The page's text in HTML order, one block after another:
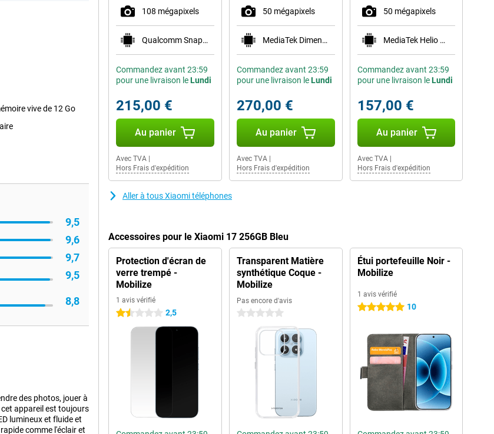
vive de 12 Go
9,5
9,6
9,7
9,5
8,8
des photos, jouer à
appareil est toujours
lumineux et fluide et
comme l'éclair et
108 mégapixels
Qualcomm Snapdragon 778G 5G
Commandez avant 23:59
pour une livraison leLundi
215,00 €
Au panier
Avec TVA
Hors Frais d'expédition
50 mégapixels
MediaTek Dimensity 1080
Commandez avant 23:59
pour une livraison leLundi
270,00 €
Au panier
Avec TVA|
Hors Frais d'expédition
50 mégapixels
MediaTek Helio G88
Commandez avant 23:59
pour une livraison leLundi
157,00 €
Au panier
Avec TVA|
Hors Frais d'expédition
Aller à tous Xiaomi téléphones
Accessoires pour le Xiaomi 17 256GB Bleu
Protection d'écran de
verre trempé -
Mobilize
1 avis vérifié
1.5 étoiles 2,5
Transparent Matière
synthétique Coque -
Mobilize
Pas encore d'avis
0 étoiles
Étui portefeuille Noir -
Mobilize
1 avis vérifié
5 étoiles 10